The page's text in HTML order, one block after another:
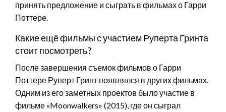
принять предложение и сыграть в фильмах о Гарри
Поттере.
Какие ещё фильмы с участием Руперта Гринта
стоит посмотреть?
После завершения съемок фильмов о Гарри
Поттере Руперт Гринт появлялся в других фильмах.
Одним из его заметных проектов было участие в
фильме «Moonwalkers» (2015), где он сыграл